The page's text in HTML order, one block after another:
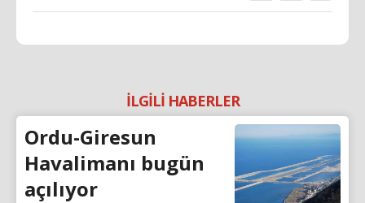
İLGİLİ HABERLER
Ordu-Giresun
Havalimanı bugün
açılıyor